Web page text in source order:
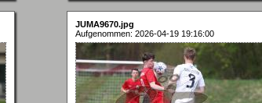
JUMA9670.jpg
Aufgenommen: 2026-04-19 19:16:00